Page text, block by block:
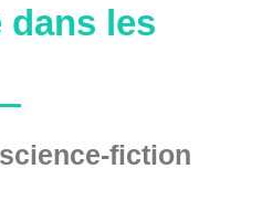
les
fiction